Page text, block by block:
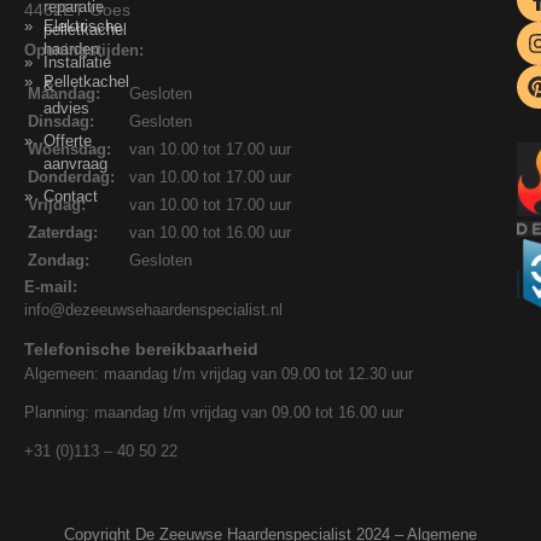
reparatie
pelletkachel
Installatie
&
advies
Offerte
aanvraag
Contact
Elektrische
haarden
Pelletkachel
4462ET Goes
Openingstijden:
Maandag:
Gesloten
Dinsdag:
Gesloten
Woensdag:
van 10.00 tot 17.00 uur
Donderdag:
van 10.00 tot 17.00 uur
Vrijdag:
van 10.00 tot 17.00 uur
Zaterdag:
van 10.00 tot 16.00 uur
Zondag:
Gesloten
E-mail:
info@dezeeuwsehaardenspecialist.nl
Telefonische bereikbaarheid
Algemeen: maandag t/m vrijdag van 09.00 tot 12.30 uur
Planning: maandag t/m vrijdag van 09.00 tot 16.00 uur
+31 (0)113 – 40 50 22
Copyright De Zeeuwse Haardenspecialist 2024 – Algemene